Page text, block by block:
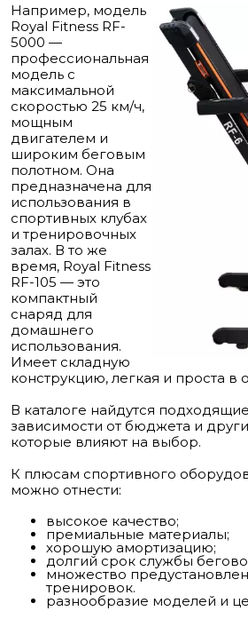
Например, модель
Royal Fitness RF-
5000 —
профессиональная
модель с
максимальной
скоростью 25 км/ч,
мощным
двигателем и
широким беговым
полотном. Она
предназначена для
использования в
спортивных клубах
и тренировочных
залах. В то же
время, Royal Fitness
RF-105 — это
компактный
снаряд для
домашнего
использования.
Имеет складную
конструкцию, легкая и проста в
В каталоге найдутся
зависимости от бюджета и
которые влияют на выбор.
К плюсам спортивного
можно отнести:
высокое качество;
премиальные материалы;
хорошую амортизацию;
долгий срок службы
множество
тренировок.
разнообразие моделей и